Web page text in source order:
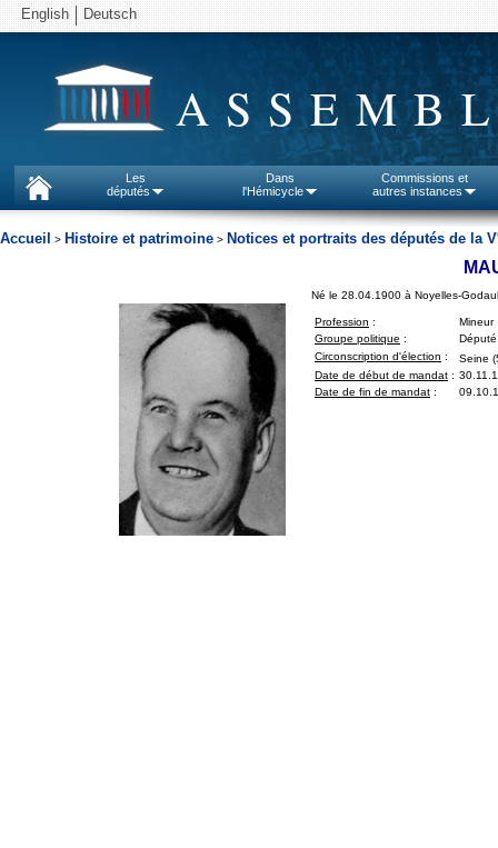
English Deutsch
Les
députés
Dans
l'Hémicycle
Commissions et
autres instances
Accueil > Histoire et patrimoine > Notices et portraits des députés de la V
Né le 28.04.1900 à Noyelles-
Profession :
Mineur
Groupe politique :
Circonscription d'élection :
Seine
Date de début de mandat :
Date de fin de mandat :